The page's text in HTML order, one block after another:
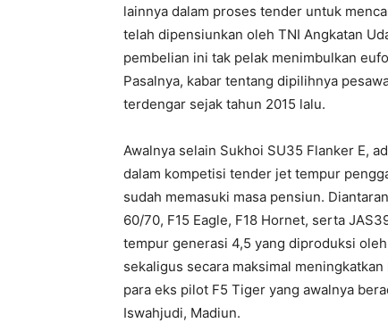
lainnya dalam proses tender untuk
telah dipensiunkan oleh TNI Angkatan
pembelian ini tak pelak menimbulkan
Pasalnya, kabar tentang dipilihnya
terdengar sejak tahun 2015 lalu.
Awalnya selain Sukhoi SU35 Flanker E,
dalam kompetisi tender jet tempur
sudah memasuki masa pensiun.
60/70, F15 Eagle, F18 Hornet, serta
tempur generasi 4,5 yang diproduksi
sekaligus secara maksimal
para eks pilot F5 Tiger yang awalnya
Iswahjudi, Madiun.